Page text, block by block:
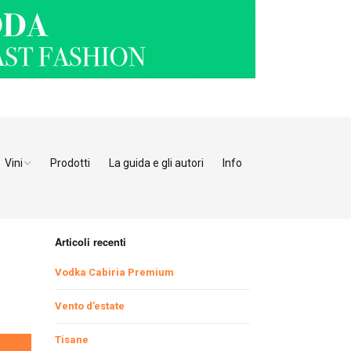
Ristoranti Verona
Ristoranti Vicenza
Ristoranti Padova
Ristoranti Pordenone
Ristoranti Udine
Vini Prodotti La guida e gli autori Info
Articoli recenti
Vodka Cabiria Premium
Vento d’estate
Tisane